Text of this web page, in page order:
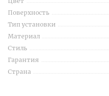
Поверхность
Тип установки
Материал
Стиль
Гарантия
Страна